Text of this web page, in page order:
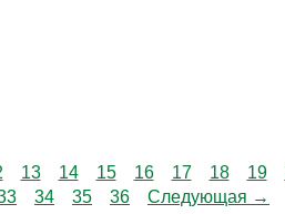
13 14 15 16 17 18 19
34 35 36 Следующая →